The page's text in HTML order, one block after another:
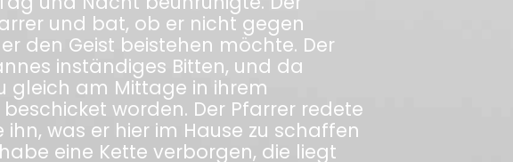
und bat, ob er nicht gegen
den Geist beistehen möchte. Der
inständiges Bitten, und da
gleich am Mittage in ihrem
worden. Der Pfarrer redete
was er hier im Hause zu schaffen
eine Kette verborgen, die liegt